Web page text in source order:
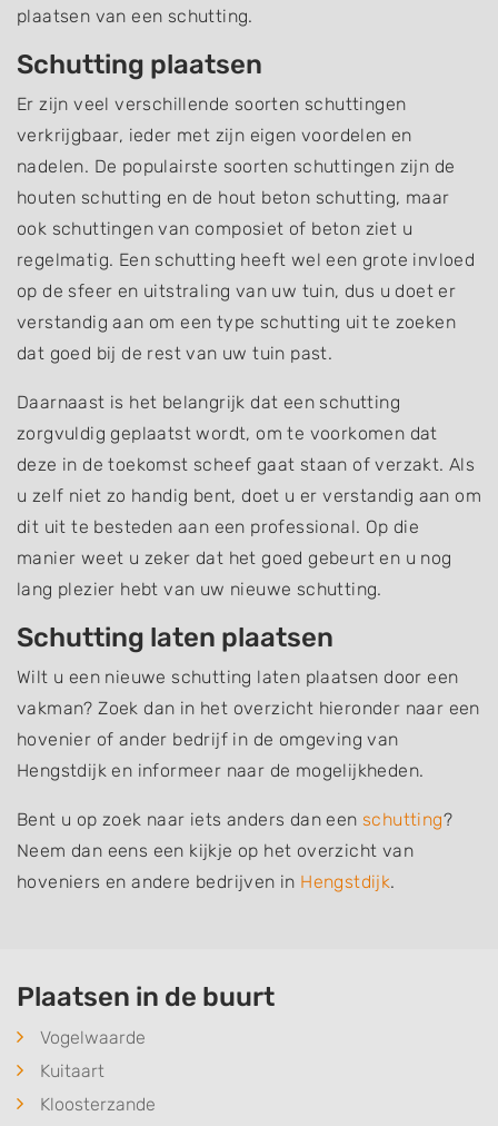
plaatsen van een schutting.
Schutting plaatsen
Er zijn veel verschillende soorten schuttingen
verkrijgbaar, ieder met zijn eigen voordelen en
nadelen. De populairste soorten schuttingen zijn de
houten schutting en de hout beton schutting, maar
ook schuttingen van composiet of beton ziet u
regelmatig. Een schutting heeft wel een grote invloed
op de sfeer en uitstraling van uw tuin, dus u doet er
verstandig aan om een type schutting uit te zoeken
dat goed bij de rest van uw tuin past.
Daarnaast is het belangrijk dat een schutting
zorgvuldig geplaatst wordt, om te voorkomen dat
deze in de toekomst scheef gaat staan of verzakt. Als
u zelf niet zo handig bent, doet u er verstandig aan om
dit uit te besteden aan een professional. Op die
manier weet u zeker dat het goed gebeurt en u nog
lang plezier hebt van uw nieuwe schutting.
Schutting laten plaatsen
Wilt u een nieuwe schutting laten plaatsen door een
vakman? Zoek dan in het overzicht hieronder naar een
hovenier of ander bedrijf in de omgeving van
Hengstdijk en informeer naar de mogelijkheden.
Bent u op zoek naar iets anders dan een schutting?
Neem dan eens een kijkje op het overzicht van
hoveniers en andere bedrijven in Hengstdijk.
Plaatsen in de buurt
Vogelwaarde
Kuitaart
Kloosterzande